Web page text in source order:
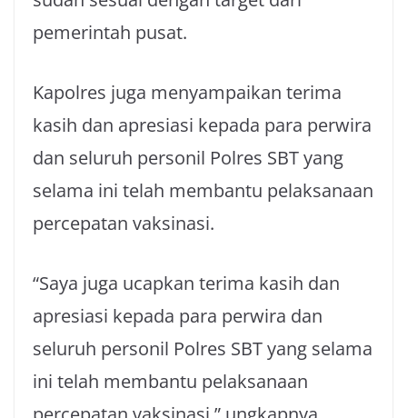
pemerintah pusat.
Kapolres juga menyampaikan terima
kasih dan apresiasi kepada para perwira
dan seluruh personil Polres SBT yang
selama ini telah membantu pelaksanaan
percepatan vaksinasi.
“Saya juga ucapkan terima kasih dan
apresiasi kepada para perwira dan
seluruh personil Polres SBT yang selama
ini telah membantu pelaksanaan